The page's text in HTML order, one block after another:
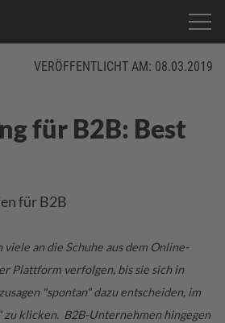
für B2B: Best
VERÖFFENTLICHT AM: 08.03.2019
für B2B
an die Schuhe aus dem Online-
Plattform verfolgen, bis sie sich in
"spontan" dazu entscheiden, im
zu klicken. B2B-Unternehmen hingegen